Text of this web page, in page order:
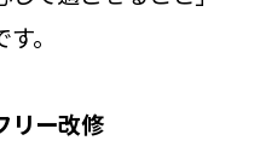
。
リー改修